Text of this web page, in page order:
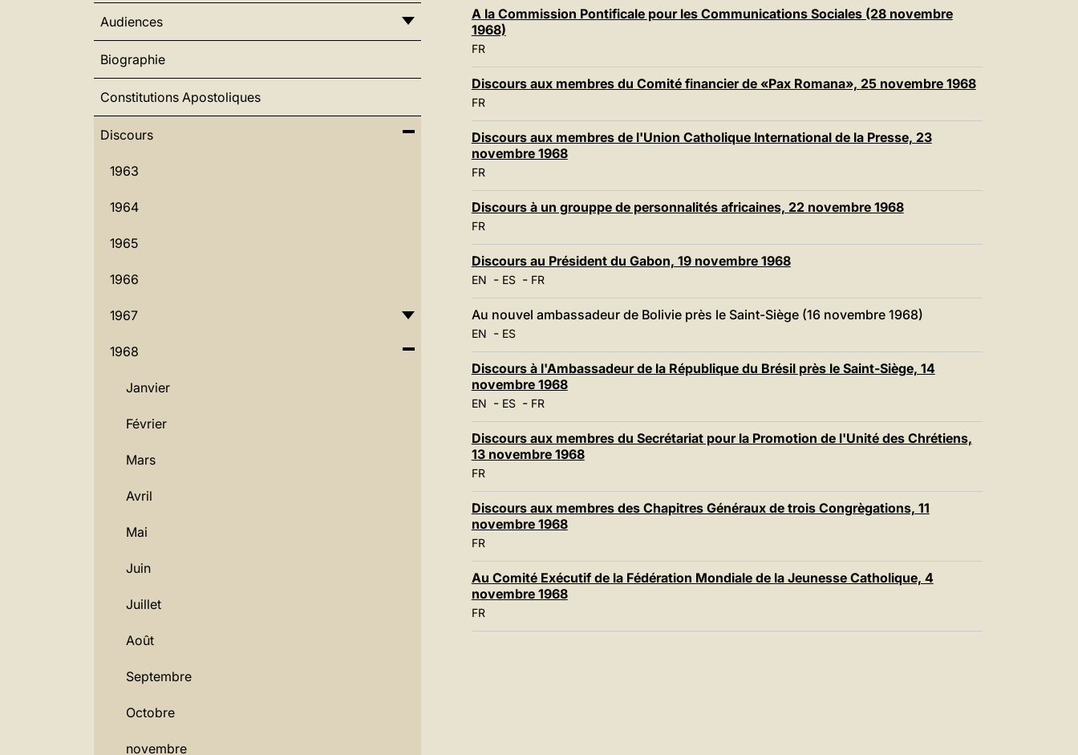
Audiences
Biographie
Constitutions Apostoliques
Discours
1963
1964
1965
1966
1967
1968
Janvier
Février
Mars
Avril
Mai
Juin
Juillet
Août
Septembre
Octobre
novembre
A la Commission Pontificale pour les Communications Sociales (28 novembre
1968)
FR
Discours aux membres du Comité financier de «Pax Romana», 25 novembre 1968
FR
Discours aux membres de l'Union Catholique International de la Presse, 23
novembre 1968
FR
Discours à un grouppe de personnalités africaines, 22 novembre 1968
FR
Discours au Président du Gabon, 19 novembre 1968
EN - ES- FR
Au nouvel ambassadeur de Bolivie près le Saint-Siège (16 novembre 1968)
EN - ES
Discours à l'Ambassadeur de la République du Brésil près le Saint-Siège, 14
novembre 1968
EN - ES- FR
Discours aux membres du Secrétariat pour la Promotion de l'Unité des Chrétiens,
13 novembre 1968
FR
Discours aux membres des Chapitres Généraux de trois Congrègations, 11
novembre 1968
FR
Au Comité Exécutif de la Fédération Mondiale de la Jeunesse Catholique, 4
novembre 1968
FR